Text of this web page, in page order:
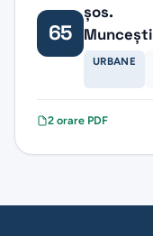
65
șos.
Muncești
URBANE
2 orare PDF